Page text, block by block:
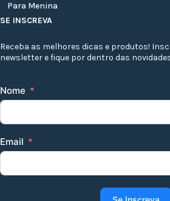
Para Menina
SE INSCREVA
Receba as melhores dicas e produtos!
newsletter e fique por dentro das
Nome
Email